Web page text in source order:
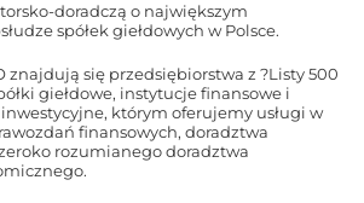
doradczą o największym
spółek giełdowych w Polsce.
znajdują się przedsiębiorstwa z ?Listy 500
giełdowe, instytucje finansowe i
którym oferujemy usługi w
finansowych, doradztwa
rozumianego doradztwa